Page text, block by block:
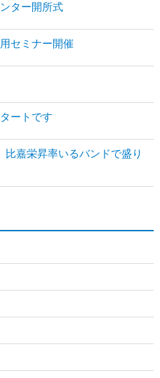
ター開所式
セミナー開催
ートです
嘉栄昇率いるバンドで盛り